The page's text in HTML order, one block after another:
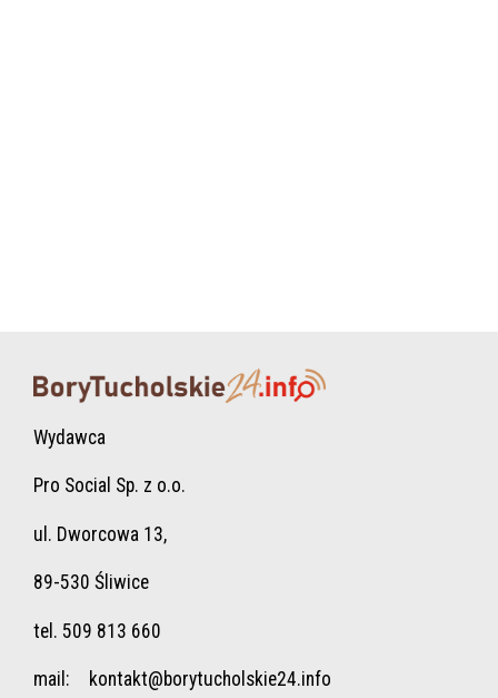
Wydawca
Pro Social Sp. z o.o.
ul. Dworcowa 13,
89-530 Śliwice
tel. 509 813 660
mail: kontakt@borytucholskie24.info